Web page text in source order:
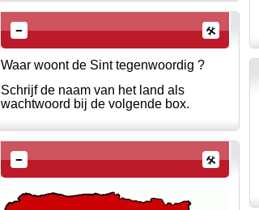
Waar woont de Sint tegenwoordig ?
Schrijf de naam van het land als
wachtwoord bij de volgende box.